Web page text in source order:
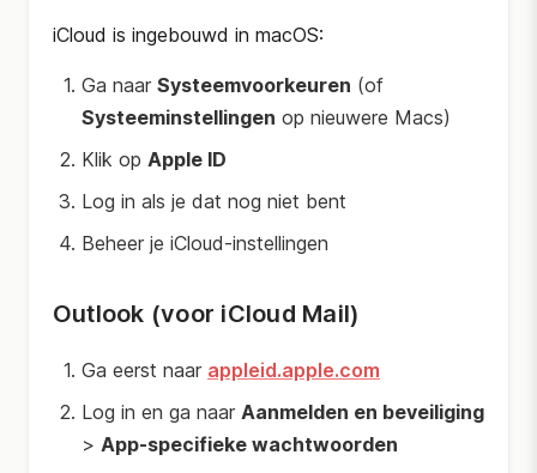
iCloud is ingebouwd in macOS:
Ga naar Systeemvoorkeuren (of
Systeeminstellingen op nieuwere Macs)
Klik op Apple ID
Log in als je dat nog niet bent
Beheer je iCloud-instellingen
Outlook (voor iCloud Mail)
Ga eerst naar appleid.apple.com
Log in en ga naar Aanmelden en beveiliging
> App-specifieke wachtwoorden